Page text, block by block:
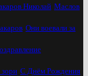
Николай Маслов
Они воевали за
С Днём Рождения